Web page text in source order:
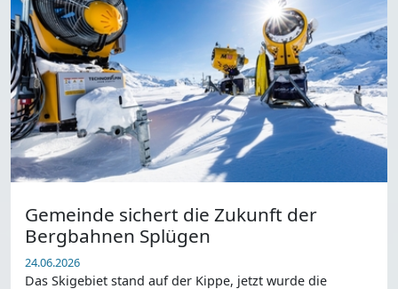
Gemeinde sichert die Zukunft der
Bergbahnen Splügen
24.06.2026
Das Skigebiet stand auf der Kippe, jetzt wurde die